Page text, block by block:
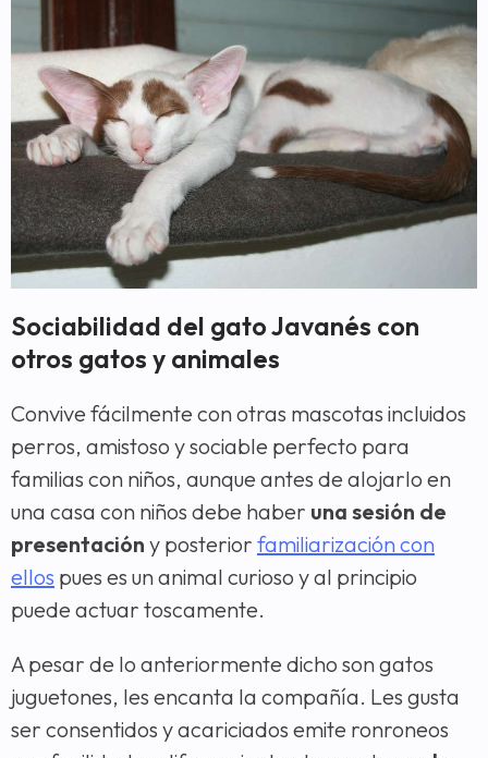
Sociabilidad del gato Javanés con
otros gatos y animales
Convive fácilmente con otras mascotas incluidos
perros, amistoso y sociable perfecto para
familias con niños, aunque antes de alojarlo en
una casa con niños debe haber una sesión de
presentación y posterior familiarización con
ellos pues es un animal curioso y al principio
puede actuar toscamente.
A pesar de lo anteriormente dicho son gatos
juguetones, les encanta la compañía. Les gusta
ser consentidos y acariciados emite ronroneos